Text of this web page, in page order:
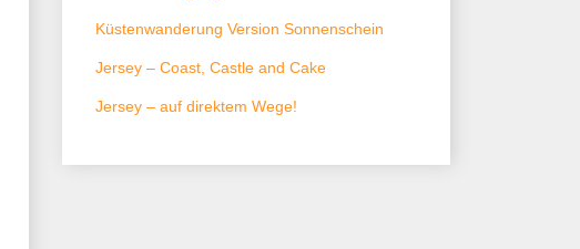
Küstenwanderung Version Sonnenschein
Jersey – Coast, Castle and Cake
Jersey – auf direktem Wege!